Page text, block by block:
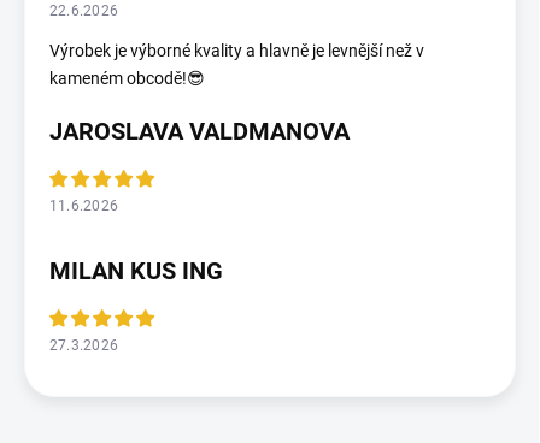
22.6.2026
Výrobek je výborné kvality a hlavně je levnější než v
kameném obcodě!😎
JAROSLAVA VALDMANOVA
11.6.2026
MILAN KUS ING
27.3.2026